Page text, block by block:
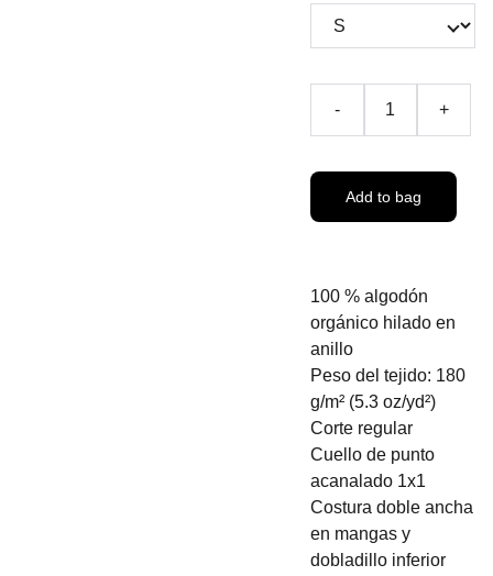
- +
Add to bag
100 % algodón
orgánico hilado en
anillo
Peso del tejido: 180
g/m² (5.3 oz/yd²)
Corte regular
Cuello de punto
acanalado 1x1
Costura doble ancha
en mangas y
dobladillo inferior